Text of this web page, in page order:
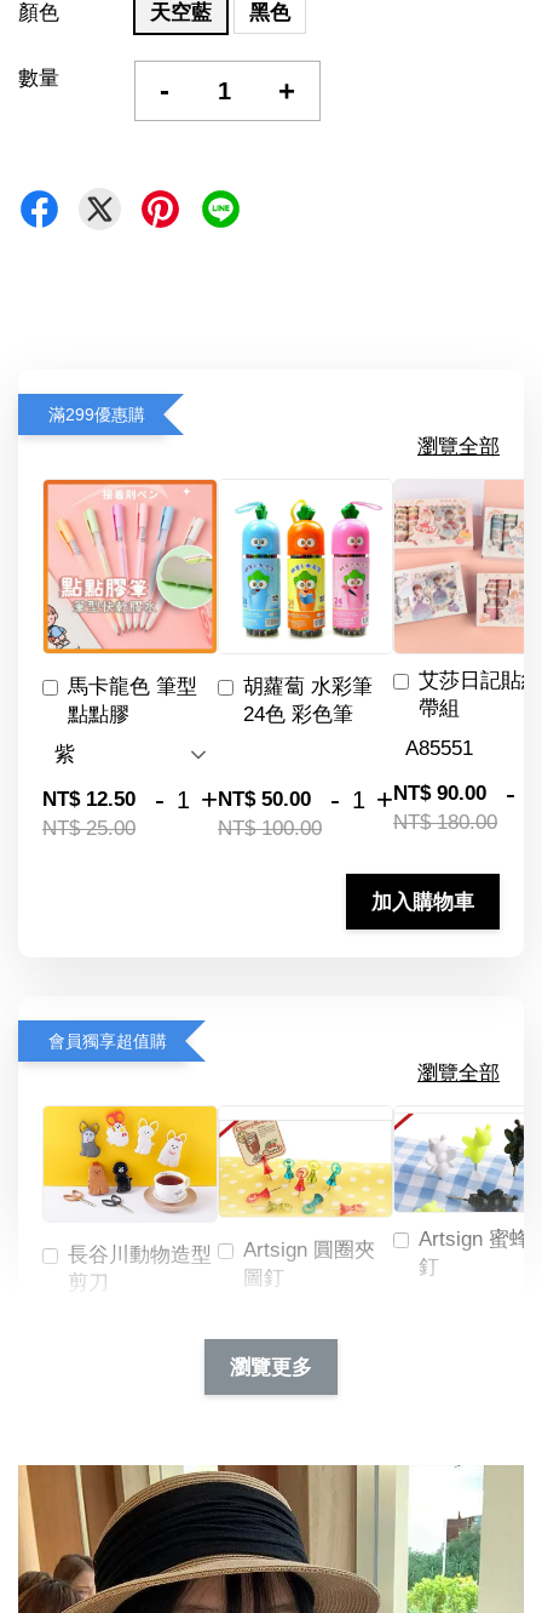
顏色 天空藍 黑色
數量 - +
滿299優惠購
瀏覽全部
馬卡龍色 筆型
點點膠
NT$ 12.50
NT$ 25.00
- +
胡蘿蔔 水彩筆
24色 彩色筆
NT$ 50.00
NT$ 100.00
- +
艾莎日記貼
帶組
NT$ 90.00
NT$ 180.00
-
加入購物車
會員獨享超值購
瀏覽全部
長谷川動物造型
剪刀
Artsign 圓圈夾
圖釘
NT$ 19.00
NT$ 66.00
Artsign 蜜蜂
釘
加入購物車
瀏覽更多